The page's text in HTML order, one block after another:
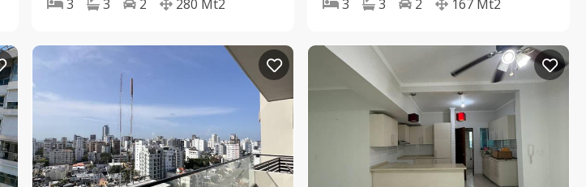
3
3 2 280 Mt2 3 3 2 167 Mt2